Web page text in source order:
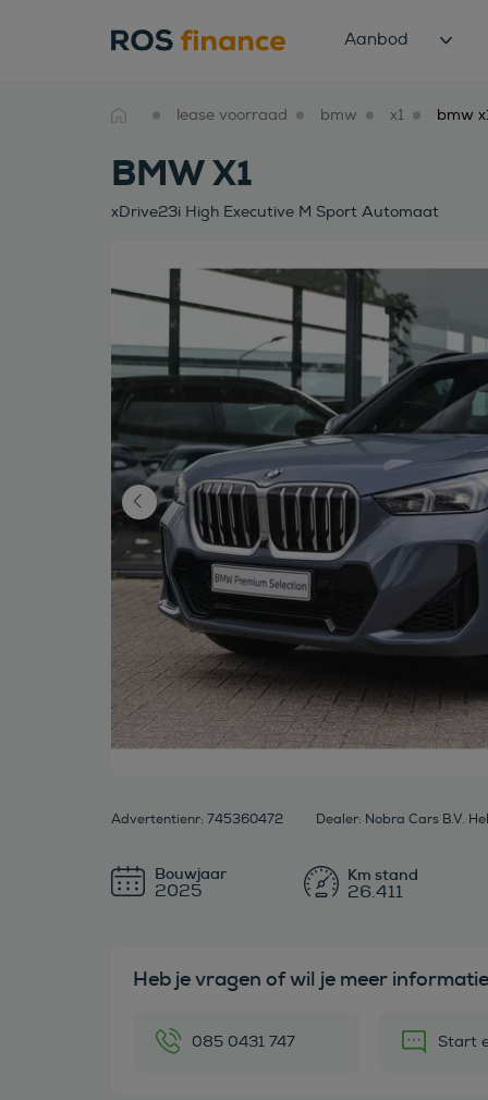
Aanbod
lease voorraad bmw x1
BMW X1
xDrive23i High Executive M Sport Automaat
Advertentienr: 745360472 Dealer: Nobra Cars B.V.
Bouwjaar
2025 26.411
Heb je vragen of wil je meer
085 0431 747 Start